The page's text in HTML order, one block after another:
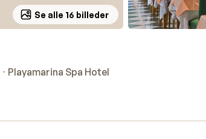
Se alle 16 billeder
Playamarina Spa Hotel